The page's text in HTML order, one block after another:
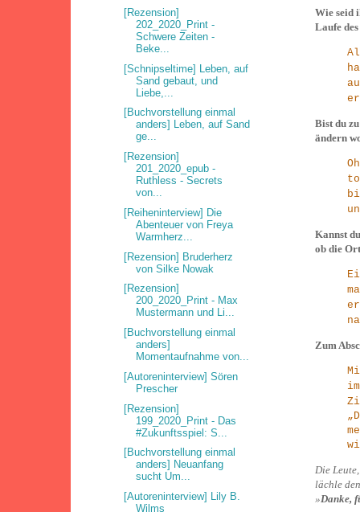
Wie seid
Laufe
Bist du
ändern
Kannst
ob die
Zum
Die
lächle
»Danke,
[Rezension]
202_2020_Print -
Schwere Zeiten -
Beke...
[Schnipseltime] Leben, auf
Sand gebaut, und
Liebe,...
[Buchvorstellung einmal
anders] Leben, auf Sand
ge...
[Rezension]
201_2020_epub -
Ruthless - Secrets
von...
[Reiheninterview] Die
Abenteuer von Freya
Warmherz...
[Rezension] Bruderherz
von Silke Nowak
[Rezension]
200_2020_Print - Max
Mustermann und Li...
[Buchvorstellung einmal
anders]
Momentaufnahme von...
[Autoreninterview] Sören
Prescher
[Rezension]
199_2020_Print - Das
#Zukunftsspiel: S...
[Buchvorstellung einmal
anders] Neuanfang
sucht Um...
[Autoreninterview] Lily B.
Wilms